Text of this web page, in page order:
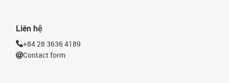
Liên hệ
+84 28 3636 4189
Contact form